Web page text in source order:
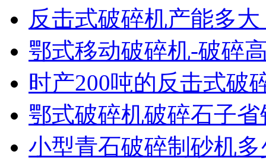
反击式破碎机产能多大
鄂式移动破碎机-破碎
时产200吨的反击式破
鄂式破碎机破碎石子
小型青石破碎制砂机